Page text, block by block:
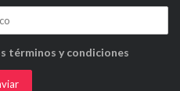
términos y condiciones